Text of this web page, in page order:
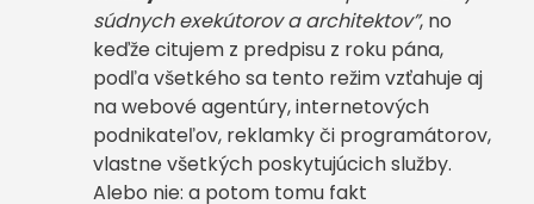
súdnych exekútorov a architektov”, no
keďže citujem z predpisu z roku pána,
podľa všetkého sa tento režim vzťahuje aj
na webové agentúry, internetových
podnikateľov, reklamky či programátorov,
vlastne všetkých poskytujúcich služby.
Alebo nie: a potom tomu fakt